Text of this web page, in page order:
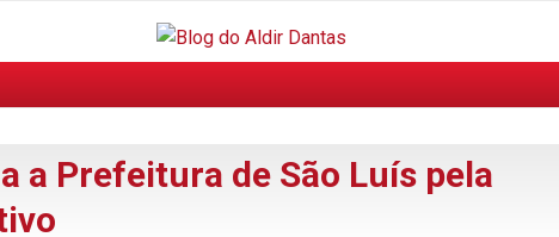
a Prefeitura de São Luís pela